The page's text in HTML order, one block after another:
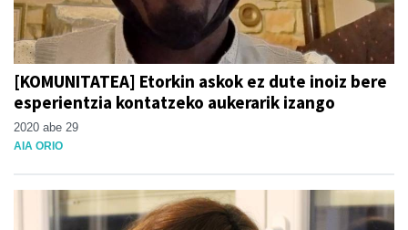
[KOMUNITATEA] Etorkin askok ez dute inoiz bere
esperientzia kontatzeko aukerarik izango
2020 abe 29
AIA ORIO